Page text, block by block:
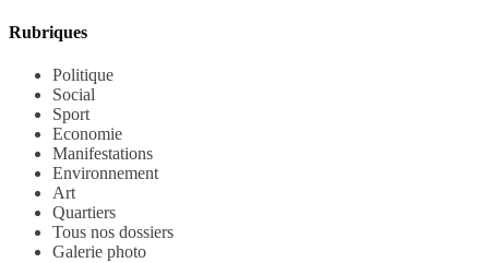
Rubriques
Politique
Social
Sport
Economie
Manifestations
Environnement
Art
Quartiers
Tous nos dossiers
Galerie photo